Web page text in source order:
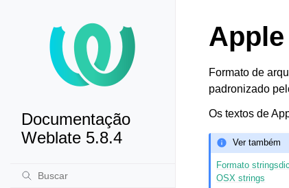
Documentação
Weblate 5.8.4
Formato de
padronizado
Os textos de
Ver também
Formato
OSX strings